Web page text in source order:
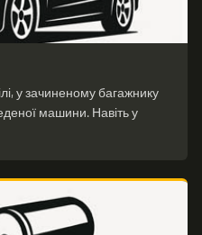
у зачиненому багажнику
машини. Навіть у